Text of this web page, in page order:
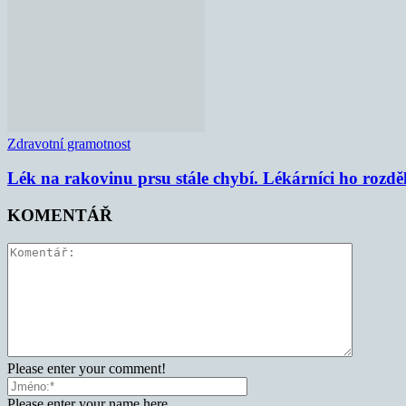
Zdravotní gramotnost
Lék na rakovinu prsu stále chybí. Lékárníci ho
KOMENTÁŘ
Please enter your comment!